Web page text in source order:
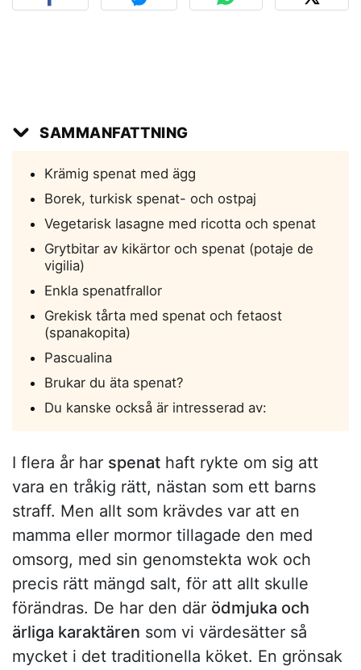
SAMMANFATTNING
Krämig spenat med ägg
Borek, turkisk spenat- och ostpaj
Vegetarisk lasagne med ricotta och spenat
Grytbitar av kikärtor och spenat (potaje de
vigilia)
Enkla spenatfrallor
Grekisk tårta med spenat och fetaost
(spanakopita)
Pascualina
Brukar du äta spenat?
Du kanske också är intresserad av:
I flera år har spenat haft rykte om sig att
vara en tråkig rätt, nästan som ett barns
straff. Men allt som krävdes var att en
mamma eller mormor tillagade den med
omsorg, med sin genomstekta wok och
precis rätt mängd salt, för att allt skulle
förändras. De har den där ödmjuka och
ärliga karaktären som vi värdesätter så
mycket i det traditionella köket. En grönsak